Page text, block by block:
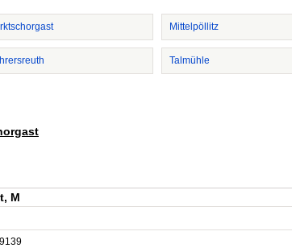
Mittelpöllitz
Talmühle
M